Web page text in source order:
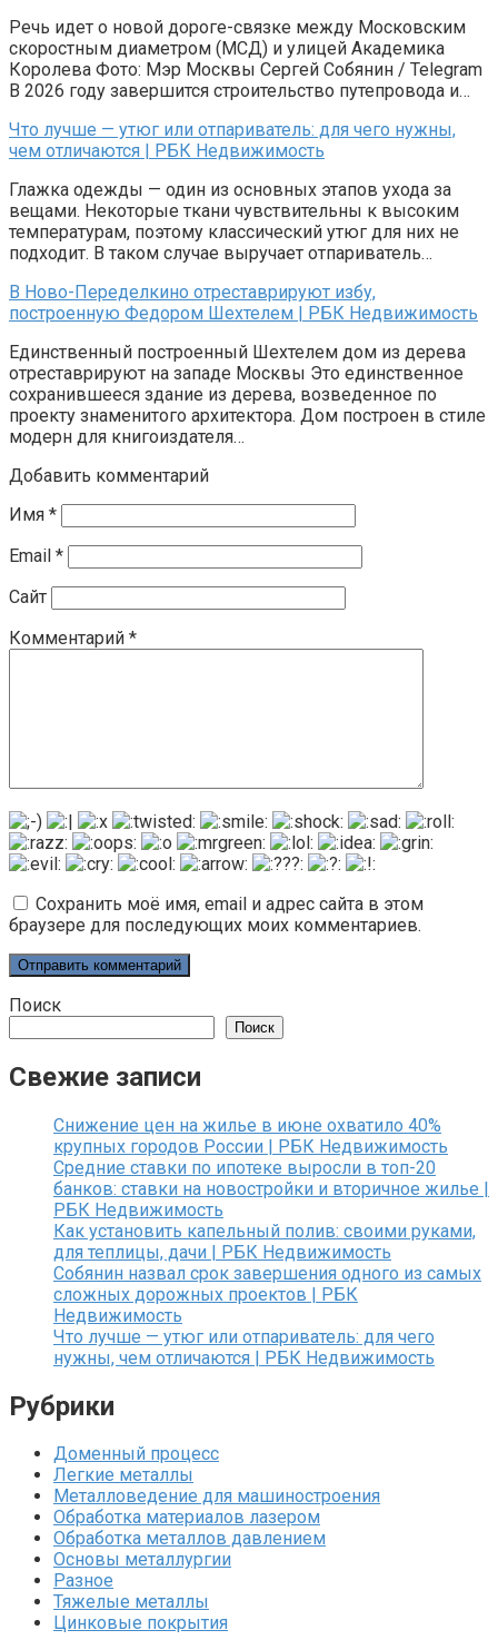
Речь идет о новой дороге-связке между Московским
скоростным диаметром (МСД) и улицей Академика
Королева Фото: Мэр Москвы Сергей Собянин / Telegram
В 2026 году завершится строительство путепровода и…
Что лучше — утюг или отпариватель: для чего нужны,
чем отличаются | РБК Недвижимость
Глажка одежды — один из основных этапов ухода за
вещами. Некоторые ткани чувствительны к высоким
температурам, поэтому классический утюг для них не
подходит. В таком случае выручает отпариватель…
В Ново-Переделкино отреставрируют избу,
построенную Федором Шехтелем | РБК Недвижимость
Единственный построенный Шехтелем дом из дерева
отреставрируют на западе Москвы Это единственное
сохранившееся здание из дерева, возведенное по
проекту знаменитого архитектора. Дом построен в стиле
модерн для книгоиздателя…
Добавить комментарий
Имя *
Email *
Сайт
Комментарий *
Сохранить моё имя, email и адрес сайта в этом
браузере для последующих моих комментариев.
Поиск
Поиск
Свежие записи
Снижение цен на жилье в июне охватило 40%
крупных городов России | РБК Недвижимость
Средние ставки по ипотеке выросли в топ-20
банков: ставки на новостройки и вторичное жилье |
РБК Недвижимость
Как установить капельный полив: своими руками,
для теплицы, дачи | РБК Недвижимость
Собянин назвал срок завершения одного из самых
сложных дорожных проектов | РБК
Недвижимость
Что лучше — утюг или отпариватель: для чего
нужны, чем отличаются | РБК Недвижимость
Рубрики
Доменный процесс
Легкие металлы
Металловедение для машиностроения
Обработка материалов лазером
Обработка металлов давлением
Основы металлургии
Разное
Тяжелые металлы
Цинковые покрытия